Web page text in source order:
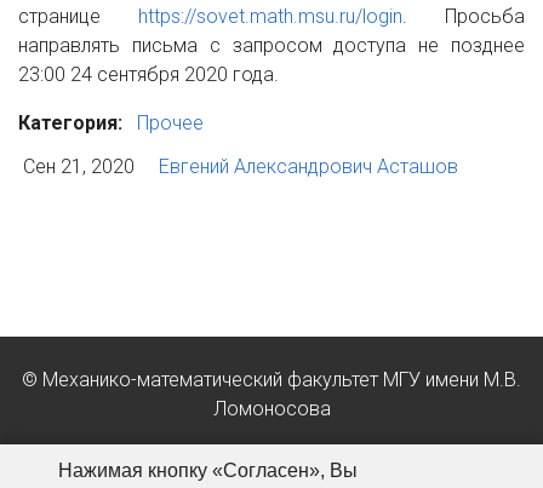
странице https://sovet.math.msu.ru/login. Просьба
направлять письма с запросом доступа не позднее
23:00 24 сентября 2020 года.
Категория:
Прочее
Сен 21, 2020
Евгений Александрович Асташов
© Механико-математический факультет МГУ имени М.В.
Ломоносова
Положение об обработке персональных данных в МГУ
Нажимая кнопку «Согласен», Вы